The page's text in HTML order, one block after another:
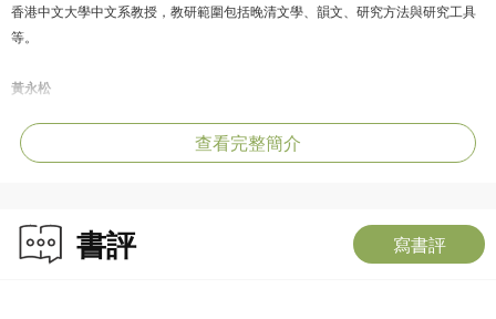
香港中文大學中文系教授，教研範圍包括晚清文學、韻文、研究方法與研究工具
等。
黃永松
香港中文大學文學士，曾從事教育、文物古蹟整理等工作，現職研究助理。
查看完整簡介
書評 寫書評